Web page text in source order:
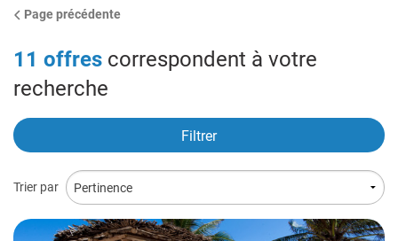
Page précédente
11 offres correspondent à votre
recherche
Filtrer
Trier par